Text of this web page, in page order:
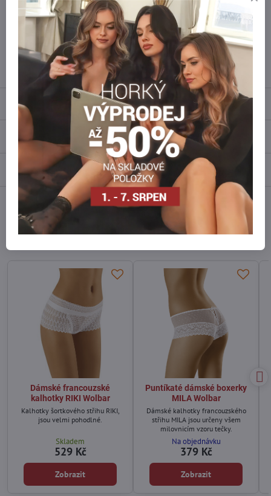
Máte zájem o více kusů ?
Kontaktujte nás na mail, zboží pro Vás doskladníme!
info​@everlady​.eu
Popis
Recenze
Diskuse 0
FacebookTwitter WhatsApp
Dámské francouzské
kalhotky RIKI Wolbar
Kalhotky šortkového střihu RIKI,
jsou velmi pohodlné.
Skladem
529 Kč
Zobrazit
Puntíkaté dámské boxerky
MILA Wolbar
Dámské kalhotky francouzského
střihu MILA jsou určeny všem
milovnicím vzoru tečky.
Na objednávku
379 Kč
Zobrazit